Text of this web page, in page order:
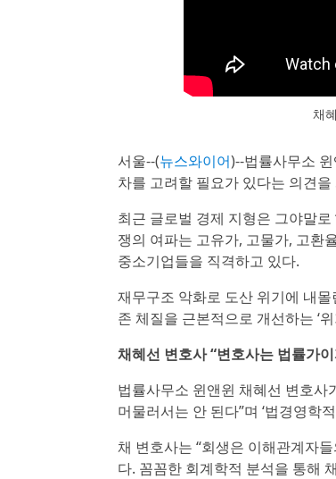
채
서울--(뉴스와이어)--법률사무소
차를 고려할 필요가 있다는 의견을
최근 글로벌 경제 지형은 그야말로
쟁의 여파는 고유가, 고물가, 고환
중소기업들을 직격하고 있다.
재무구조 악화로 도산 위기에 내
존 체질을 근본적으로 개선하는 ‘
채혜선 변호사 “변호사는 법률가
법률사무소 윈앤윈 채혜선 변호사
머물러서는 안 된다”며 ‘법경영학
채 변호사는 “회생은 이해관계자
다. 꼼꼼한 회계학적 분석을 통해